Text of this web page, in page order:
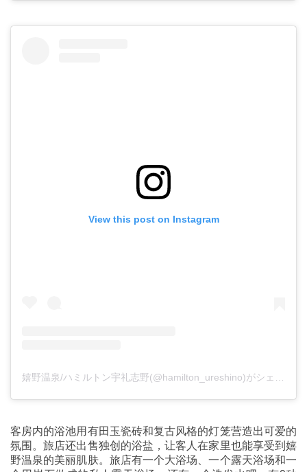
View this post on Instagram
嬉野温泉/ハミルトン宇礼志野(@hamilton_ureshino)がシェアした投稿
客房内的浴池用有田玉瓷砖和复古风格的灯笼营造出可爱的
氛围。旅店还出售独创的浴盐，让客人在家里也能享受到嬉
野温泉的美丽肌肤。旅店有一个大浴场、一个露天浴场和一